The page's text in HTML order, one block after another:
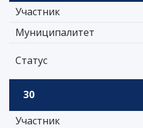
Участник
Муниципалитет
Статус
30
Участник